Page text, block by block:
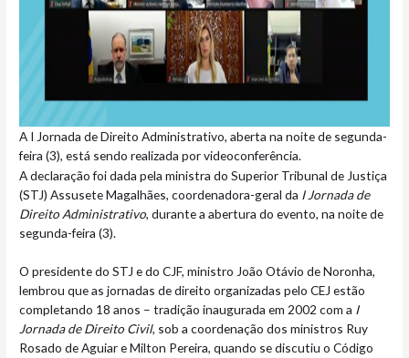
A I Jornada de Direito Administrativo, aberta na noite de segunda-
feira (3), está sendo realizada por videoconferência.
A declaração foi dada pela ministra do Superior Tribunal de Justiça
(STJ) Assusete Magalhães, coordenadora-geral da I Jornada de
Direito Administrativo, durante a abertura do evento, na noite de
segunda-feira (3).
O presidente do STJ e do CJF, ministro João Otávio de Noronha,
lembrou que as jornadas de direito organizadas pelo CEJ estão
completando 18 anos – tradição inaugurada em 2002 com a I
Jornada de Direito Civil, sob a coordenação dos ministros Ruy
Rosado de Aguiar e Milton Pereira, quando se discutiu o Código